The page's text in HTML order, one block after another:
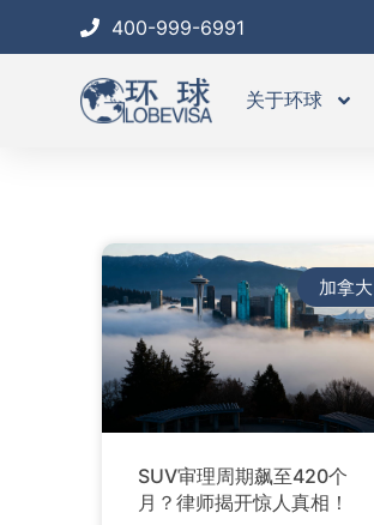
400-999-6991
关于环球
加拿大
SUV审理周期飙至420个
月？律师揭开惊人真相！